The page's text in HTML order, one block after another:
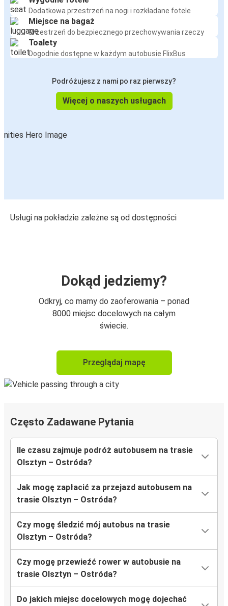
Dodatkowa przestrzeń na nogi i rozkładane fotele
Miejsce na bagaż
Przestrzeń do bezpiecznego przechowywania rzeczy
Toalety
Dogodnie dostępne w każdym autobusie FlixBus
Podróżujesz z nami po raz pierwszy?
Więcej o naszych usługach
Usługi na pokładzie zależne są od dostępności
Dokąd jedziemy?
Odkryj, co mamy do zaoferowania – ponad
8000 miejsc docelowych na całym
świecie.
Przeglądaj mapę
Często Zadawane Pytania
Ile czasu zajmuje podróż autobusem na trasie
Olsztyn – Ostróda?
Jak mogę zapłacić za przejazd autobusem na
trasie Olsztyn – Ostróda?
Czy mogę śledzić mój autobus na trasie
Olsztyn – Ostróda?
Czy mogę przewieźć rower w autobusie na
trasie Olsztyn – Ostróda?
Do jakich miejsc docelowych mogę dojechać